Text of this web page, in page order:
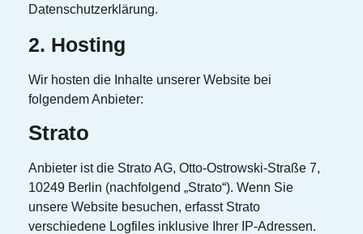
Datenschutzerklärung.
2. Hosting
Wir hosten die Inhalte unserer Website bei
folgendem Anbieter:
Strato
Anbieter ist die Strato AG, Otto-Ostrowski-Straße 7,
10249 Berlin (nachfolgend „Strato“). Wenn Sie
unsere Website besuchen, erfasst Strato
verschiedene Logfiles inklusive Ihrer IP-Adressen.